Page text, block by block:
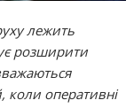
лежить
розширити
коли оперативні